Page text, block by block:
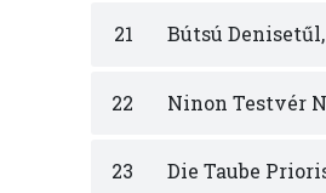
21 Bútsú
22 Ninon Testvér
23 Die Taube